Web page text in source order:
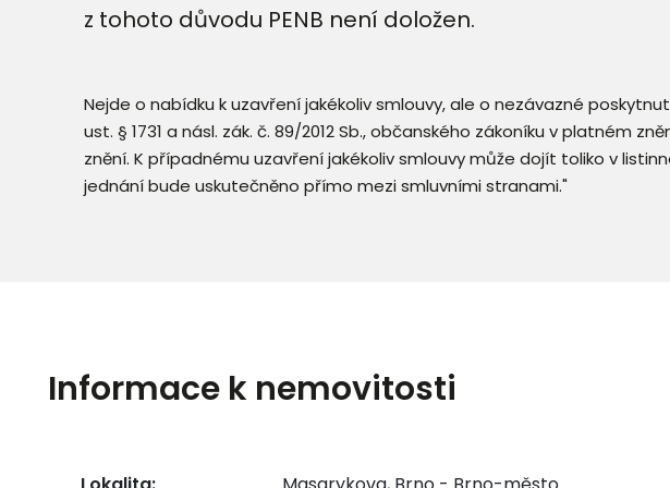
z tohoto důvodu PENB není doložen.
Nejde o nabídku k uzavření jakékoliv smlouvy, ale o nezávazné
ust. § 1731 a násl. zák. č. 89/2012 Sb., občanského zákoníku v platném
znění. K případnému uzavření jakékoliv smlouvy může dojít toliko v
jednání bude uskutečněno přímo mezi smluvními stranami."
Informace k nemovitosti